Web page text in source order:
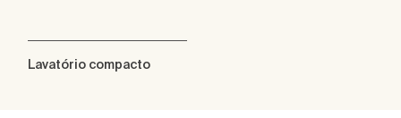
Lavatório compacto